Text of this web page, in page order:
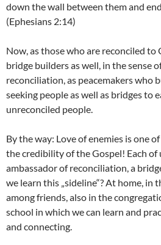
down the wall between them and
(Ephesians 2:14)
Now, as those who are reconciled to
bridge builders as well, in the sense
reconciliation, as peacemakers who
seeking people as well as bridges to
unreconciled people.
By the way: Love of enemies is one
the credibility of the Gospel! Each of
ambassador of reconciliation, a
we learn this „sideline“? At home, in
among friends, also in the
school in which we can learn and
and connecting.